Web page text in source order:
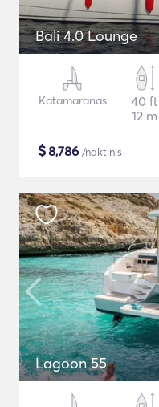
Bali 4.0 Lounge
Katamaranas
40 ft
12 m
$8,786 /naktinis
Lagoon 55